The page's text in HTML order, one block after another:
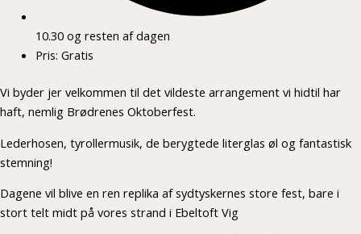
10.30 og resten af dagen
Pris: Gratis
Vi byder jer velkommen til det vildeste arrangement vi hidtil har
haft, nemlig Brødrenes Oktoberfest.
Lederhosen, tyrollermusik, de berygtede literglas øl og fantastisk
stemning!
Dagene vil blive en ren replika af sydtyskernes store fest, bare i
stort telt midt på vores strand i Ebeltoft Vig